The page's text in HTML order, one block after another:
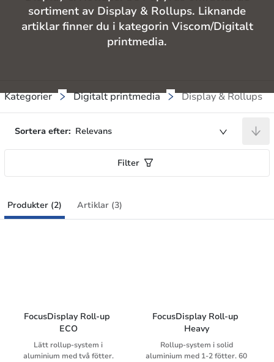
sortiment av Display & Rollups. Liknande
artiklar finner du i kategorin Viscom/Digitalt
printmedia.
Kategorier Digitalt printmedia Display & Rollups
Sortera efter: Relevans
Filter
Produkter (2) Artiklar (3)
FocusDisplay Roll-up
ECO
Lätt rollup-system i
aluminium med två fötter.
FocusDisplay Roll-up
Heavy
Rollup-system i solid
aluminium med 1-2 fötter. 60